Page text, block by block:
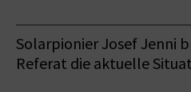
Solarpionier Josef Jenni
Referat die aktuelle